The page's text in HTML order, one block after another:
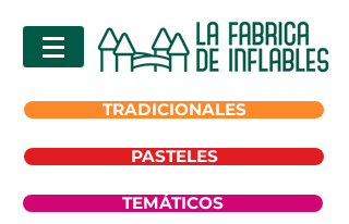
TRADICIONALES
PASTELES
TEMÁTICOS